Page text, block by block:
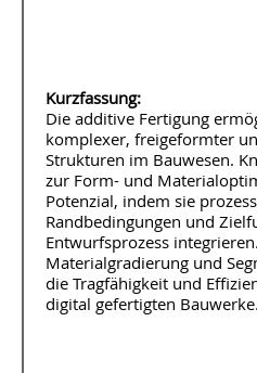
Kurzfassung:
Die additive Fertigung
komplexer, freigeformter
Strukturen im Bauwesen.
zur Form- und
Potenzial, indem sie
Randbedingungen und
Entwurfsprozess
Materialgradierung und
die Tragfähigkeit und
digital gefertigten Bauwerke.